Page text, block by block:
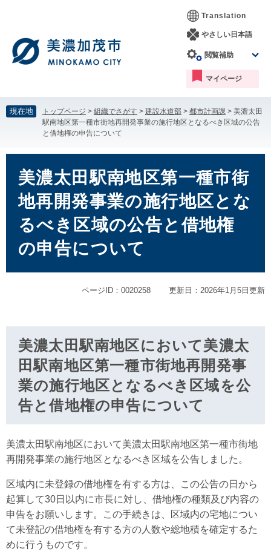
す。
し
て
本
Translation
やさしい日本語
閲覧補助
マイページ
現在地 トップページ > 組織でさがす > 建設水道部 > 都市計画課 > 美濃太田
駅南地区第一種市街地再開発事業の施行地区となるべき区域の公告
と借地権の申告について
美濃太田駅南地区第一種市街
地再開発事業の施行地区とな
るべき区域の公告と借地権
の申告について
ページID：0020258 更新日：2026年1月5日更新
美濃太田駅南地区において美濃太
田駅南地区第一種市街地再開発事
業の施行地区となるべき区域を公
告と借地権の申告について
美濃太田駅南地区において美濃太田駅南地区第一種市街地
再開発事業の施行地区となるべき区域を公告しました。
区域内に未登録の借地権を有する方は、この公告の日から
起算して30日以内に市長に対し、借地権の種類及び内容の
申告をお願いします。この手続きは、区域内の宅地につい
て未登記の借地権を有する方の人数や総地積を確定するた
めに行うものです。